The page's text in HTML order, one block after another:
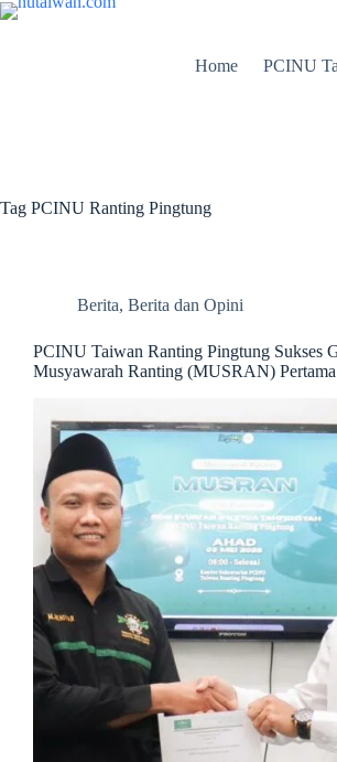
Home PCINU
Tag PCINU Ranting Pingtung
Berita, Berita dan Opini
PCINU Taiwan Ranting Pingtung Sukses
Musyawarah Ranting (MUSRAN) Pertama